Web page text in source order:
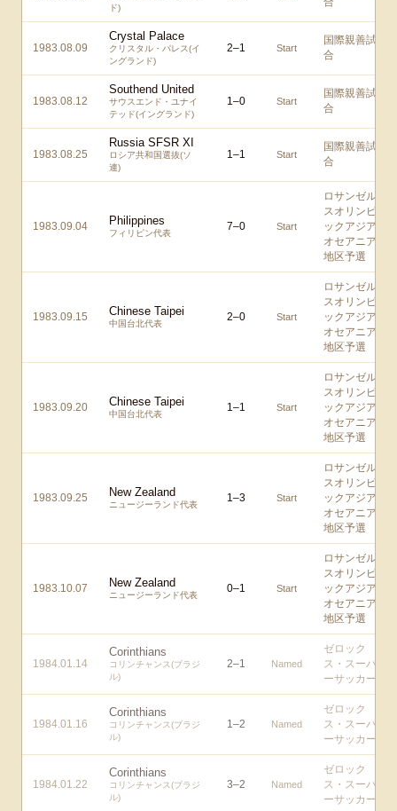
ド)
1983.08.09
Crystal Palace
クリスタル・パレス(イ
ングランド)
2–1 Start
国際親善試
合
1983.08.12
Southend United
サウスエンド・ユナイ
テッド(イングランド)
1–0 Start
国際親善試
合
1983.08.25
Russia SFSR XI
ロシア共和国選抜(ソ
連)
1–1 Start
国際親善試
合
1983.09.04 Philippines
フィリピン代表
7–0 Start
ロサンゼル
スオリンピ
ックアジア/
オセアニア
地区予選
1983.09.15 Chinese Taipei
中国台北代表
2–0 Start
ロサンゼル
スオリンピ
ックアジア/
オセアニア
地区予選
1983.09.20 Chinese Taipei
中国台北代表
1–1 Start
ロサンゼル
スオリンピ
ックアジア/
オセアニア
地区予選
1983.09.25 New Zealand
ニュージーランド代表
1–3 Start
ロサンゼル
スオリンピ
ックアジア/
オセアニア
地区予選
1983.10.07 New Zealand
ニュージーランド代表
0–1 Start
ロサンゼル
スオリンピ
ックアジア/
オセアニア
地区予選
1984.01.14
Corinthians
コリンチャンス(ブラジ
ル)
2–1 Named
ゼロック
ス・スーパ
ーサッカー
1984.01.16
Corinthians
コリンチャンス(ブラジ
ル)
1–2 Named
ゼロック
ス・スーパ
ーサッカー
1984.01.22
Corinthians
コリンチャンス(ブラジ
ル)
3–2 Named
ゼロック
ス・スーパ
ーサッカー